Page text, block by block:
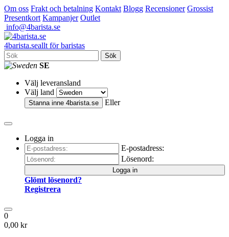
Om oss Frakt och betalning Kontakt Blogg Recensioner Grossist
Presentkort Kampanjer Outlet
info@4barista.se
4barista.seallt för baristas
Sök
SE
Välj leveransland
Välj land
Stanna inne 4barista.se Eller
Logga in
E-postadress:
Lösenord:
Logga in
Glömt lösenord?
Registrera
0
0,00 kr